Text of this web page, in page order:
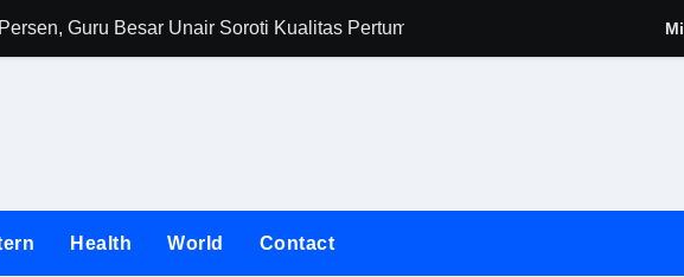
Guru Besar Unair Soroti Kualitas Pertumbuhan dan Daya Beli
Jawa Timur Catat Kinerja
Health World Contact